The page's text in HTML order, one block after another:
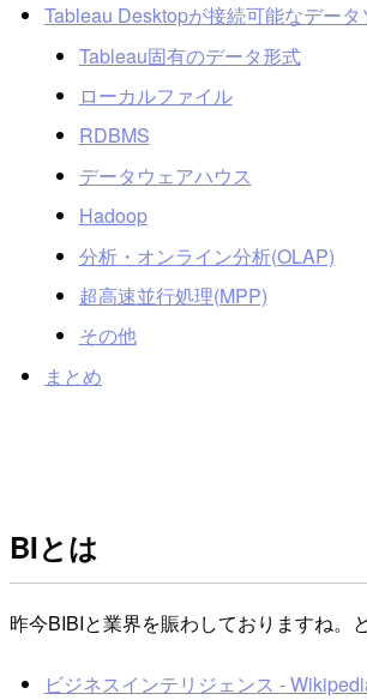
Tableau Desktopが接続可能なデー
Tableau固有のデータ形式
ローカルファイル
RDBMS
データウェアハウス
Hadoop
分析・オンライン分析(OLAP)
超高速並行処理(MPP)
その他
まとめ
BIとは
昨今BIBIと業界を賑わしておりますね。
ビジネスインテリジェンス -